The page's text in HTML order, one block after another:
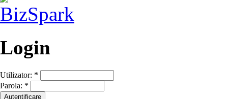
Login
Utilizator: *
Parola: *